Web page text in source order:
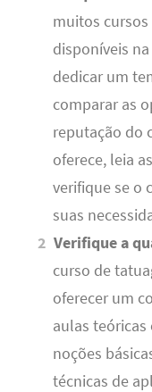
muitos
disponíveis
dedicar um
comparar as
reputação do
oferece, leia
verifique se o
suas
Verifique a
curso de
oferecer um
aulas teóricas
noções
técnicas de